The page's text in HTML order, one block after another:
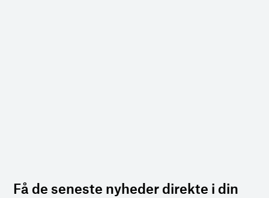
Få de seneste nyheder direkte i din